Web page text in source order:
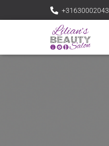
+31630002043